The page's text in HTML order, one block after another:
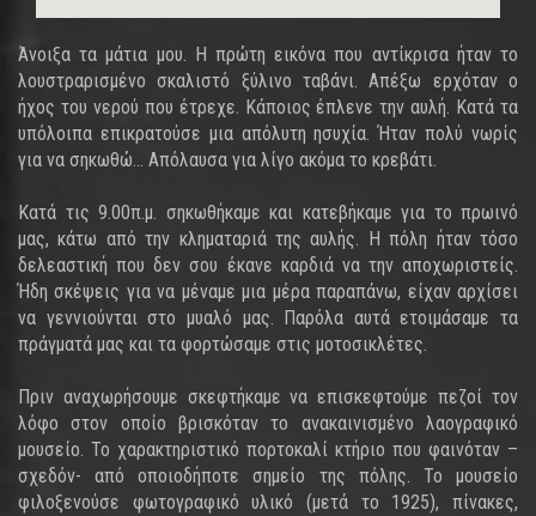
Άνοιξα τα μάτια μου. Η πρώτη εικόνα που αντίκρισα ήταν το
λουστραρισμένο σκαλιστό ξύλινο ταβάνι. Απέξω ερχόταν ο
ήχος του νερού που έτρεχε. Κάποιος έπλενε την αυλή. Κατά τα
υπόλοιπα επικρατούσε μια απόλυτη ησυχία. Ήταν πολύ νωρίς
για να σηκωθώ… Απόλαυσα για λίγο ακόμα το κρεβάτι.
Κατά τις 9.00π.μ. σηκωθήκαμε και κατεβήκαμε για το πρωινό
μας, κάτω από την κληματαριά της αυλής. Η πόλη ήταν τόσο
δελεαστική που δεν σου έκανε καρδιά να την αποχωριστείς.
Ήδη σκέψεις για να μέναμε μια μέρα παραπάνω, είχαν αρχίσει
να γεννιούνται στο μυαλό μας. Παρόλα αυτά ετοιμάσαμε τα
πράγματά μας και τα φορτώσαμε στις μοτοσικλέτες.
Πριν αναχωρήσουμε σκεφτήκαμε να επισκεφτούμε πεζοί τον
λόφο στον οποίο βρισκόταν το ανακαινισμένο λαογραφικό
μουσείο. Το χαρακτηριστικό πορτοκαλί κτήριο που φαινόταν –
σχεδόν- από οποιοδήποτε σημείο της πόλης. Το μουσείο
φιλοξενούσε φωτογραφικό υλικό (μετά το 1925), πίνακες,